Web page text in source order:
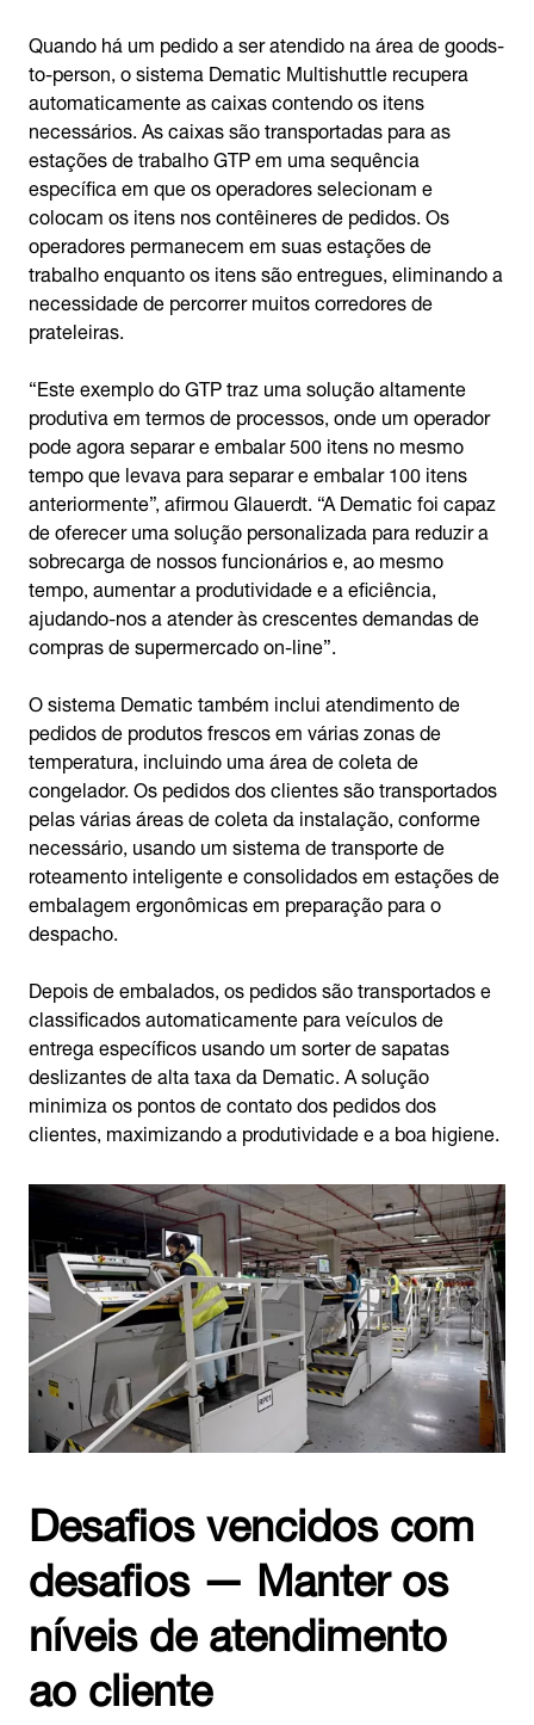
Quando há um pedido a ser atendido na área de goods-
to-person, o sistema Dematic Multishuttle recupera
automaticamente as caixas contendo os itens
necessários. As caixas são transportadas para as
estações de trabalho GTP em uma sequência
específica em que os operadores selecionam e
colocam os itens nos contêineres de pedidos. Os
operadores permanecem em suas estações de
trabalho enquanto os itens são entregues, eliminando a
necessidade de percorrer muitos corredores de
prateleiras.
“Este exemplo do GTP traz uma solução altamente
produtiva em termos de processos, onde um operador
pode agora separar e embalar 500 itens no mesmo
tempo que levava para separar e embalar 100 itens
anteriormente”, afirmou Glauerdt. “A Dematic foi capaz
de oferecer uma solução personalizada para reduzir a
sobrecarga de nossos funcionários e, ao mesmo
tempo, aumentar a produtividade e a eficiência,
ajudando-nos a atender às crescentes demandas de
compras de supermercado on-line”.
O sistema Dematic também inclui atendimento de
pedidos de produtos frescos em várias zonas de
temperatura, incluindo uma área de coleta de
congelador. Os pedidos dos clientes são transportados
pelas várias áreas de coleta da instalação, conforme
necessário, usando um sistema de transporte de
roteamento inteligente e consolidados em estações de
embalagem ergonômicas em preparação para o
despacho.
Depois de embalados, os pedidos são transportados e
classificados automaticamente para veículos de
entrega específicos usando um sorter de sapatas
deslizantes de alta taxa da Dematic. A solução
minimiza os pontos de contato dos pedidos dos
clientes, maximizando a produtividade e a boa higiene.
Desafios vencidos com
desafios — Manter os
níveis de atendimento
ao cliente